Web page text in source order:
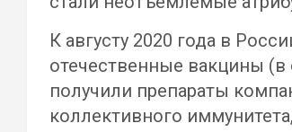
К августу 2020 года в
отечественные вакцины (в
получили препараты
коллективного